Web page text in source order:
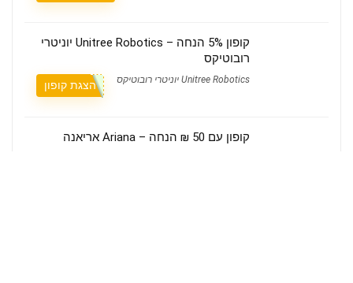
קופון 5% הנחה – Unitree Robotics יוניטרי
רובוטיקס
Unitree Robotics יוניטרי רובוטיקס הצגת קופון
קופון עם 50 ₪ הנחה – Ariana אריאנה